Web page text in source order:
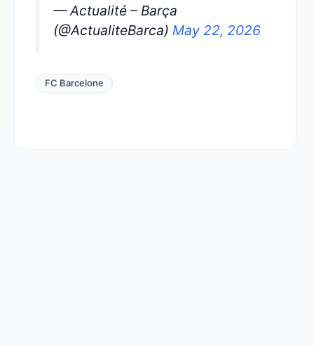
— Actualité – Barça
(@ActualiteBarca) May 22, 2026
FC Barcelone